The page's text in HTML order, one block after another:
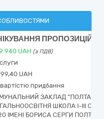
ПРОПОЗИЦІЙ
940 UAH (з ПДВ)
UAH
придбання
ЗАКЛАД
ШКОЛА І-ІІІ
ІМЕНІ БОРИСА СЕРГИ